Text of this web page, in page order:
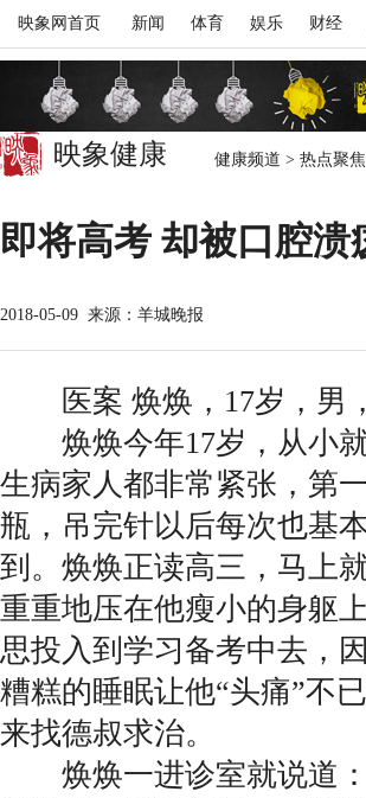
映象网首页 新闻 体育 娱乐 财经
映象健康 健康频道 > 热点聚焦
即将高考 却被口腔溃
2018-05-09 来源：羊城晚报
医案 焕焕，17岁，男
焕焕今年17岁，从小就
生病家人都非常紧张，第
瓶，吊完针以后每次也基
到。焕焕正读高三，马上
重重地压在他瘦小的身躯
思投入到学习备考中去，
糟糕的睡眠让他“头痛”不
来找德叔求治。
焕焕一进诊室就说道：